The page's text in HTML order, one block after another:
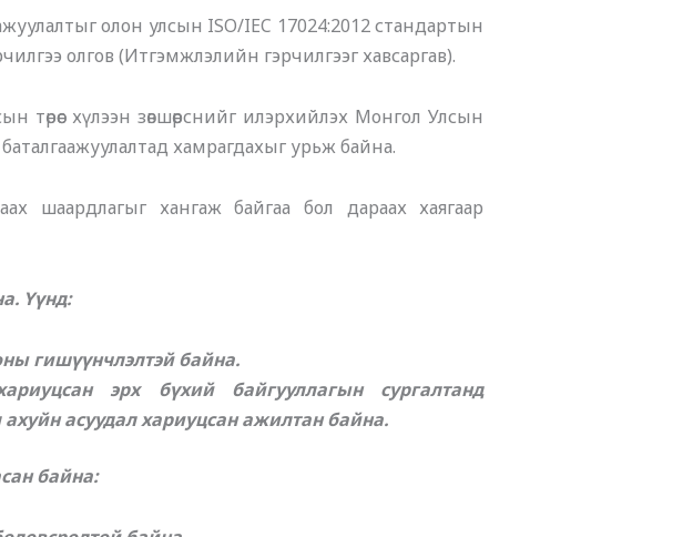
олон улсын ISO/IEC 17024:2012 стандартын
олгов (Итгэмжлэлийн гэрчилгээг хавсаргав).
хүлээн зөвшөөрснийг илэрхийлэх Монгол Улсын
хамрагдахыг урьж байна.
шаардлагыг хангаж байгаа бол дараах хаягаар
Үүнд:
гишүүнчлэлтэй байна.
эрх бүхий байгууллагын сургалтанд
асуудал хариуцсан ажилтан байна.
байна: